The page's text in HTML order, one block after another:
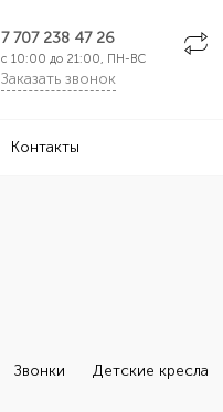
7 707 238 47 26
с 10:00 до 21:00, ПН-ВС
Заказать звонок
Контакты
Звонки Детские кресла